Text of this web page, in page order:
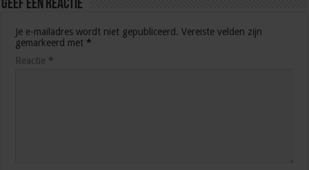
Geef een reactie
Je e-mailadres wordt niet gepubliceerd. Vereiste velden zijn
gemarkeerd met *
Reactie *